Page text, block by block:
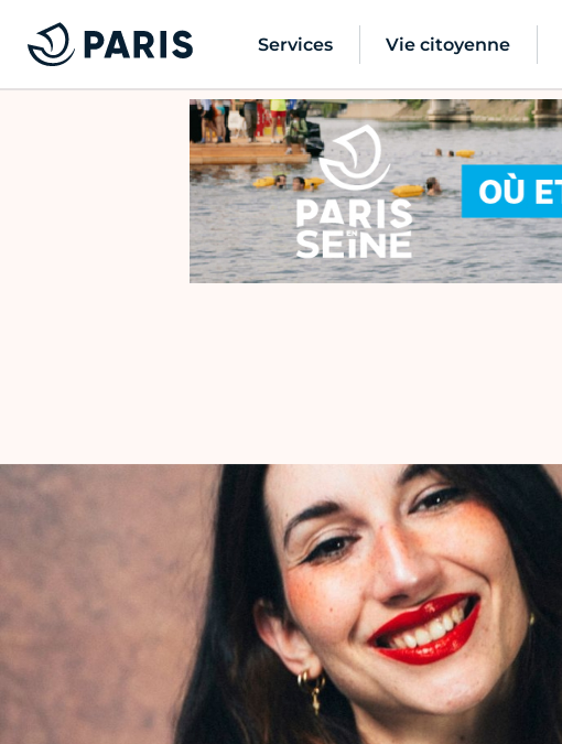
Services Vie citoyenne